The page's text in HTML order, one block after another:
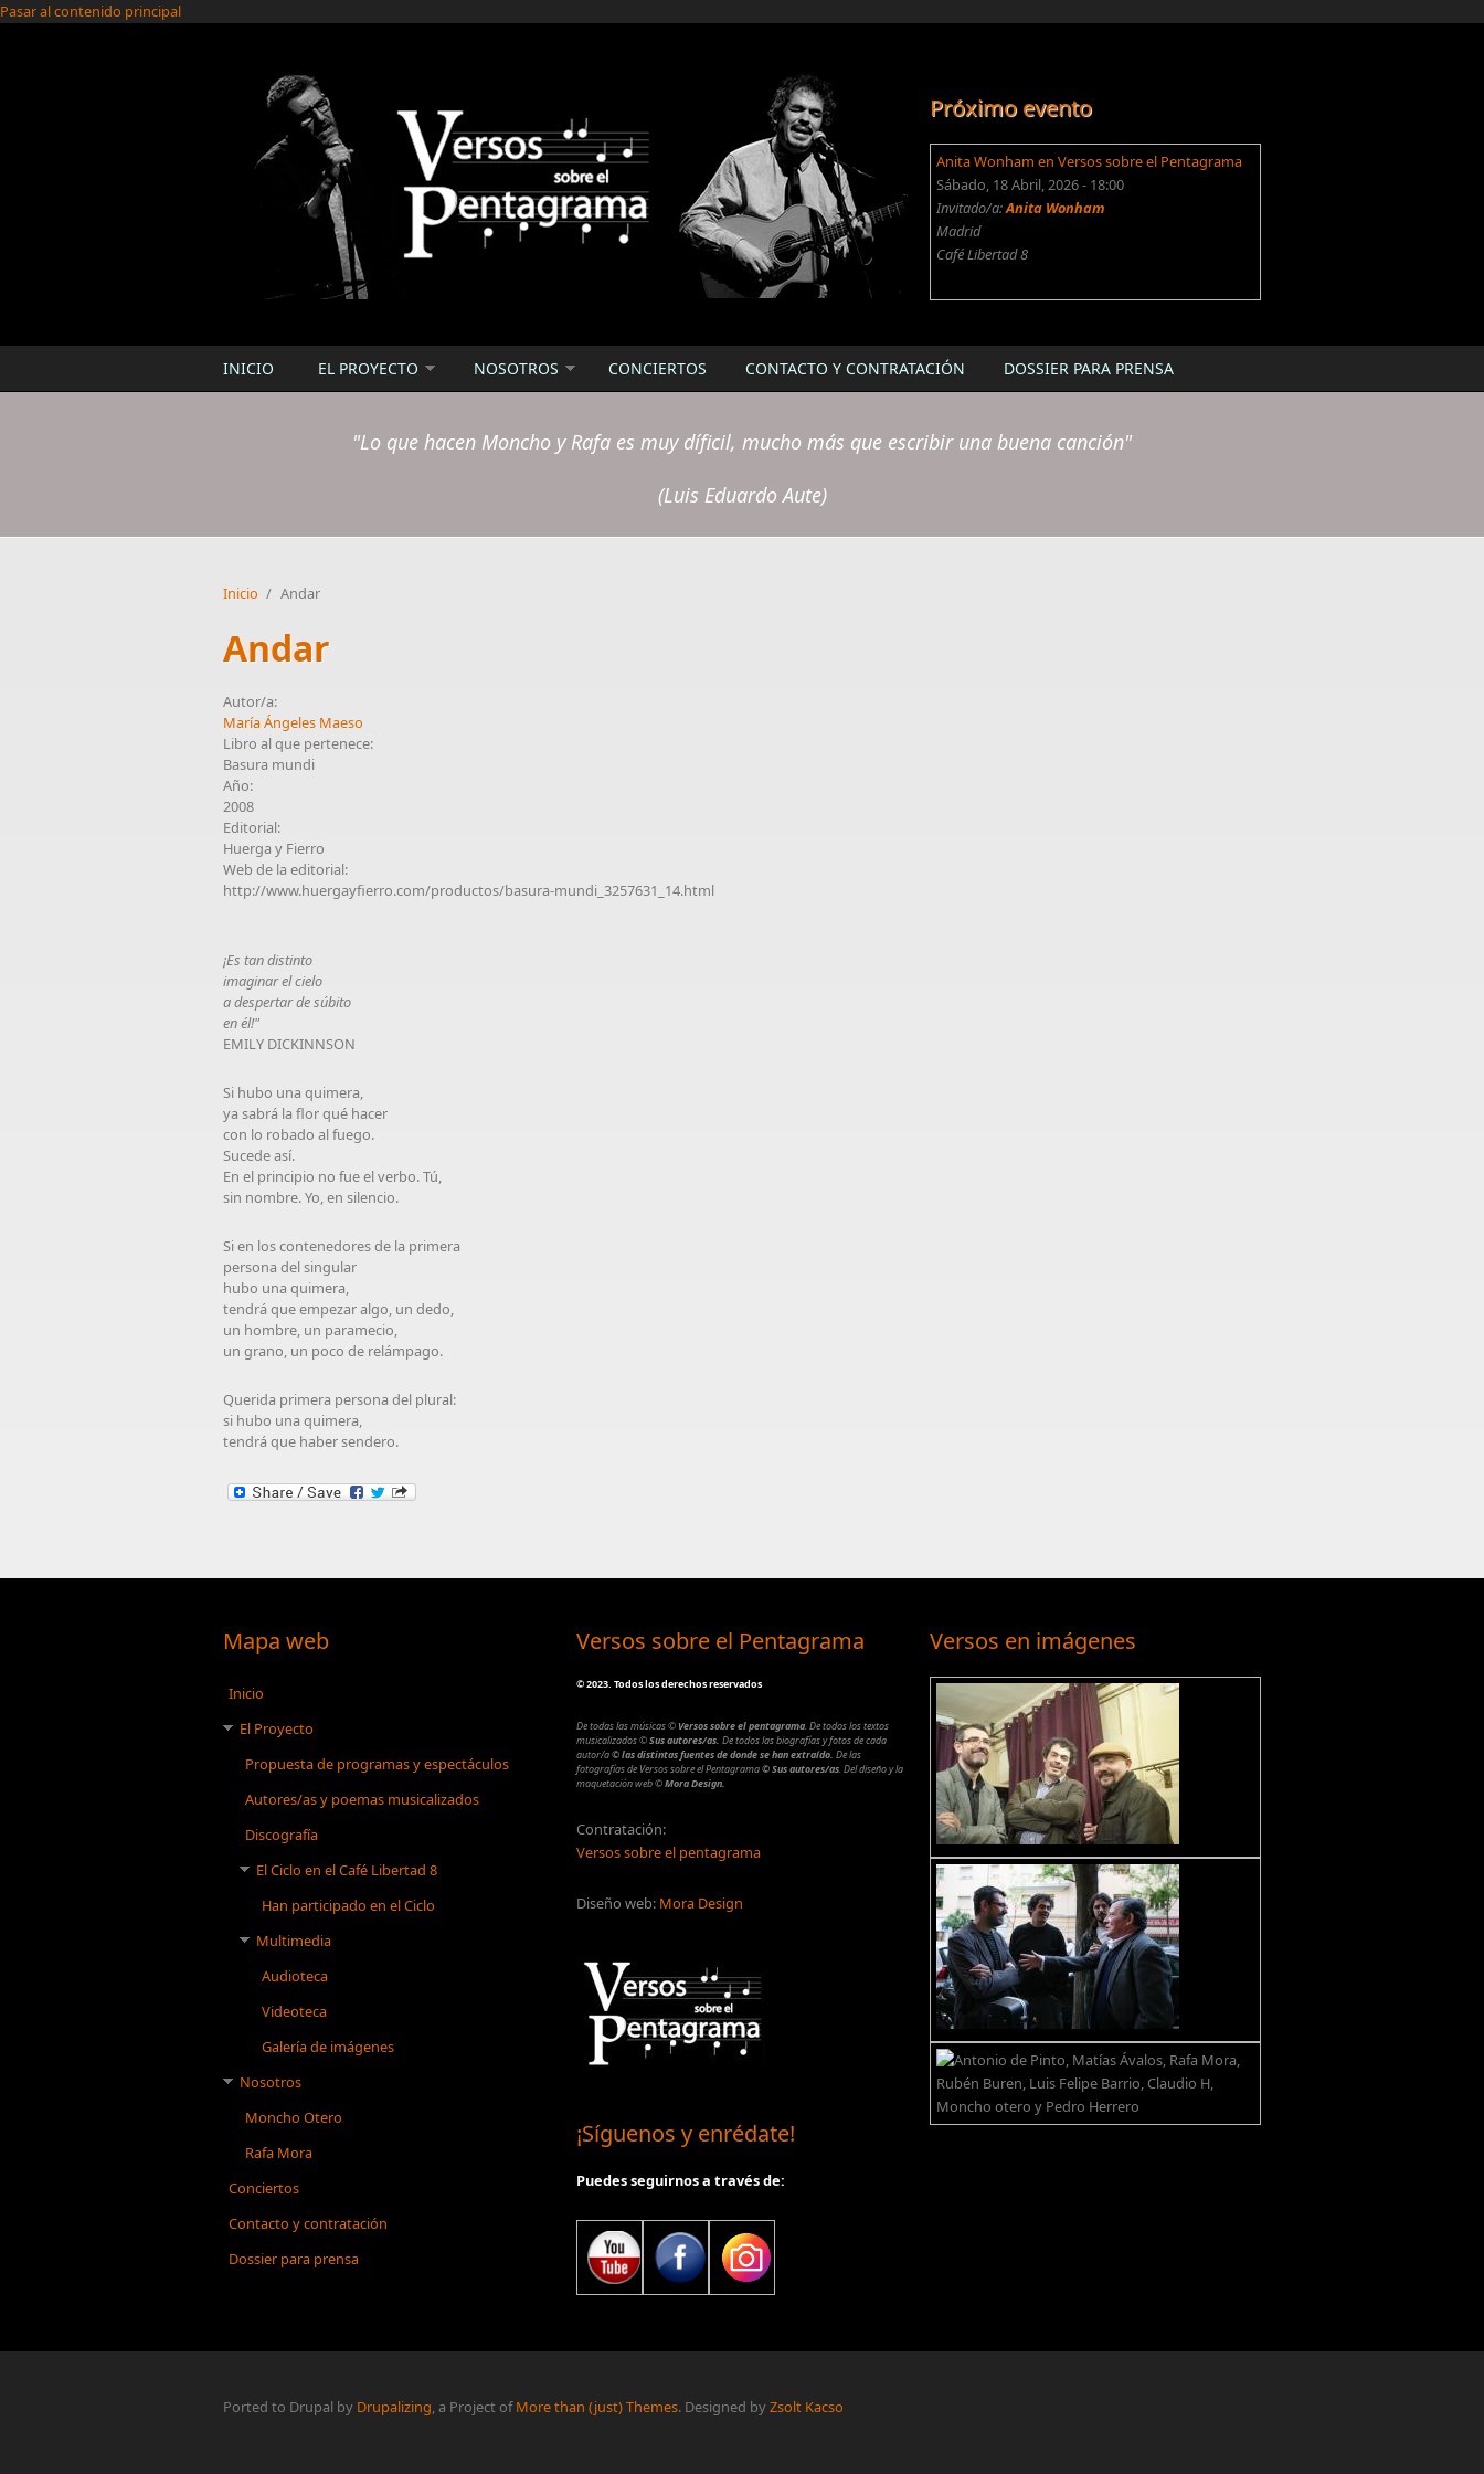
Pasar al contenido principal
Próximo evento
Anita Wonham en Versos sobre el Pentagrama
Sábado, 18 Abril, 2026 - 18:00
Invitado/a:Anita Wonham
Madrid
Café Libertad 8
INICIO EL PROYECTO NOSOTROS CONCIERTOS CONTACTO Y CONTRATACIÓN DOSSIER PARA PRENSA
"Lo que hacen Moncho y Rafa es muy díficil, mucho más que escribir una buena canción"
(Luis Eduardo Aute)
Inicio / Andar
Andar
Autor/a:
María Ángeles Maeso
Libro al que pertenece:
Basura mundi
Año:
2008
Editorial:
Huerga y Fierro
Web de la editorial:
http://www.huergayfierro.com/productos/basura-mundi_3257631_14.html
¡Es tan distinto
imaginar el cielo
a despertar de súbito
en él!"
EMILY DICKINNSON
Si hubo una quimera,
ya sabrá la flor qué hacer
con lo robado al fuego.
Sucede así.
En el principio no fue el verbo. Tú,
sin nombre. Yo, en silencio.
Si en los contenedores de la primera
persona del singular
hubo una quimera,
tendrá que empezar algo, un dedo,
un hombre, un paramecio,
un grano, un poco de relámpago.
Querida primera persona del plural:
si hubo una quimera,
tendrá que haber sendero.
Mapa web
Inicio
El Proyecto
Propuesta de programas y espectáculos
Autores/as y poemas musicalizados
Discografía
El Ciclo en el Café Libertad 8
Han participado en el Ciclo
Multimedia
Audioteca
Videoteca
Galería de imágenes
Nosotros
Moncho Otero
Rafa Mora
Conciertos
Contacto y contratación
Dossier para prensa
Versos sobre el Pentagrama
©2023. Todos los derechos reservados
De todas las músicas© Versos sobre el pentagrama. De todos los textos
musicalizados©Sus autores/as. De todos las biografías y fotos de cada
autor/a© las distintas fuentes de donde se han extraído. De las
fotografías de Versos sobre el Pentagrama© Sus autores/as. Del diseño y la
maquetación web©Mora Design.
Contratación:
Versos sobre el pentagrama
Diseño web: Mora Design
¡Síguenos y enrédate!
Puedes seguirnos a través de:
Versos en imágenes
Ported to Drupal by Drupalizing, a Project ofMore than (just) Themes. Designed byZsolt Kacso